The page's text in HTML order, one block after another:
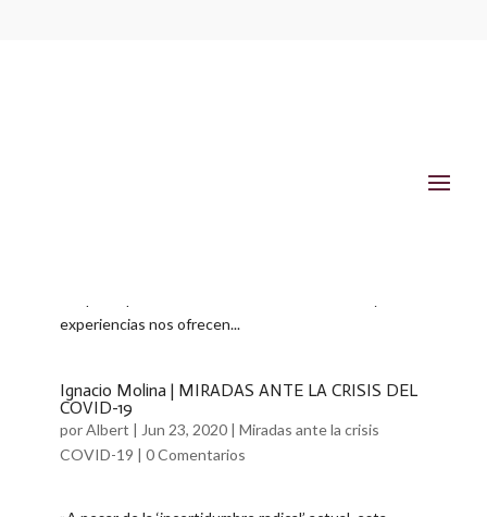
experiencias nos ofrecen...
Ignacio Molina | MIRADAS ANTE LA CRISIS DEL
COVID-19
porAlbert | Jun 23, 2020| Miradas ante la crisis
COVID-19 | 0 Comentarios